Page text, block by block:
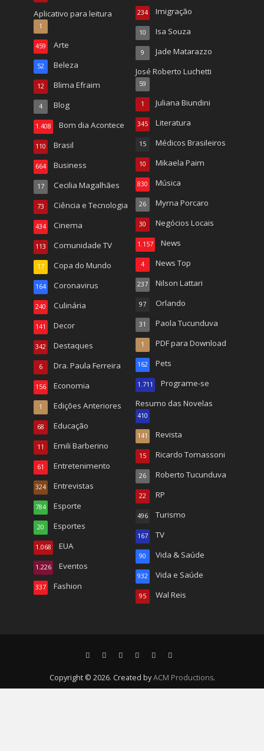
Aplicativo para leitura
1
Arte
459
Beleza
52
Blima Efraim
12
Blog
4
Bom dia Acontece
1.408
Brasil
110
Business
664
Cecilia Magalhães
17
Ciência e Tecnologia
73
Cinema
434
Comunidade TV
113
Copa do Mundo
17
Coronavirus
164
Culinária
240
Decor
141
Destaques
342
Dra. Paula Ferreira
6
Economia
156
Edições Anteriores
1
Educação
68
Emili Barberino
11
Entretenimento
61
Entrevistas
324
Esporte
784
Esportes
20
EUA
1.068
Eventos
1.226
Fashion
337
Imigração
234
Isa Souza
10
Jade Matarazzo
9
José Roberto Luchetti
59
Juliana Biundini
1
Literatura
345
Médicos Brasileiros
15
Mikaela Paim
10
Música
830
Myrna Porcaro
26
Negócios Locais
30
News
1.157
News Top
4
Nilson Lattari
237
Orlando
97
Paola Tucunduva
31
PDF para Download
1
Pets
162
Programe-se
1.711
Resumo das Novelas
410
Revista
141
Ricardo Tomassoni
15
Roberto Tucunduva
26
RP
22
Turismo
496
TV
167
Vida & Saúde
90
Vida e Saúde
932
Wal Reis
95
Copyright © 2026. Created byACM Productions.